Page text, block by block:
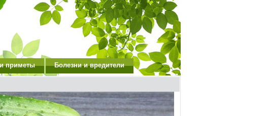
приметы Болезни и вредители